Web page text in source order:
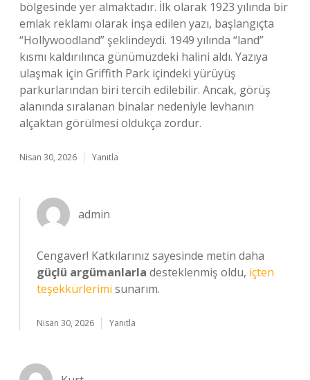
bölgesinde yer almaktadır. İlk olarak 1923 yılında bir
emlak reklamı olarak inşa edilen yazı, başlangıçta
“Hollywoodland” şeklindeydi. 1949 yılında “land”
kısmı kaldırılınca günümüzdeki halini aldı. Yazıya
ulaşmak için Griffith Park içindeki yürüyüş
parkurlarından biri tercih edilebilir. Ancak, görüş
alanında sıralanan binalar nedeniyle levhanın
alçaktan görülmesi oldukça zordur.
Nisan 30, 2026 Yanıtla
admin
Cengaver! Katkılarınız sayesinde metin daha
güçlü argümanlarla desteklenmiş oldu, içten
teşekkürlerimi sunarım.
Nisan 30, 2026 Yanıtla